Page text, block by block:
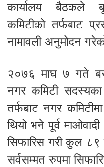
कार्यालय बैठकले
कमिटीको तर्फबाट
नामावली अनुमोदन
२०७६ माघ ७ गते
नगर कमिटी सदस्यका
तर्फबाट नगर
थियो भने पूर्व
सिफारिस गरी कुल
सर्वसम्मत रुपमा